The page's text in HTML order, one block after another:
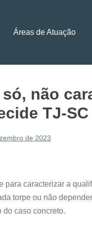
Áreas de Atuação
não
TJ-SC
de 2023
para caracterizar a
torpe ou não
do caso concreto.